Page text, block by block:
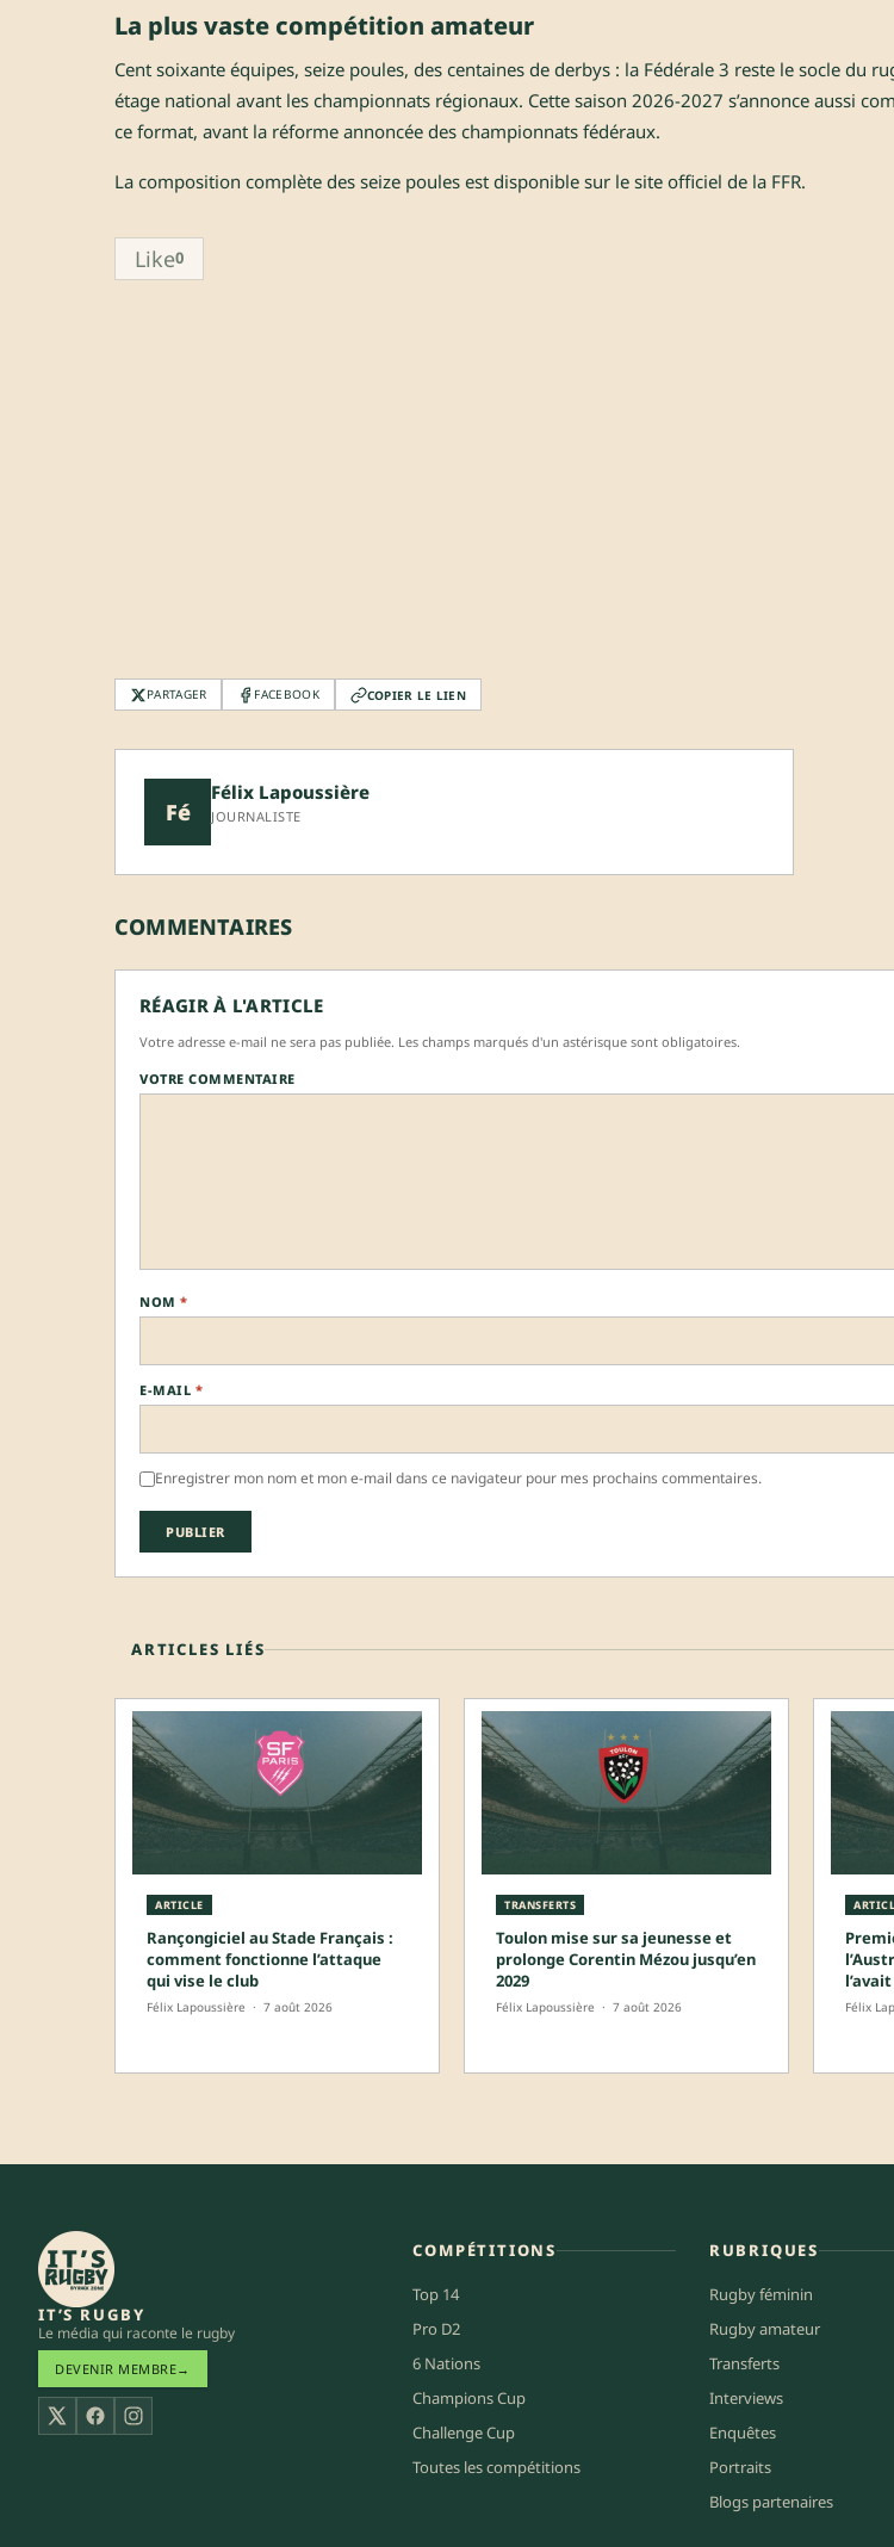
La plus vaste compétition amateur
Cent soixante équipes, seize poules, des centaines de derbys : la Fédérale 3 reste le socle du
étage national avant les championnats régionaux. Cette saison 2026-2027 s’annonce aussi
ce format, avant la réforme annoncée des championnats fédéraux.
La composition complète des seize poules est disponible sur le site officiel de la FFR.
Like0
PARTAGER FACEBOOK COPIER LE LIEN
Fé
Félix Lapoussière
JOURNALISTE
COMMENTAIRES
RÉAGIR À L'ARTICLE
Votre adresse e-mail ne sera pas publiée. Les champs marqués d'un astérisque sont obligatoires.
VOTRE COMMENTAIRE
NOM *
E-MAIL *
Enregistrer mon nom et mon e-mail dans ce navigateur pour mes prochains commentaires.
ARTICLES LIÉS
ARTICLE
Rançongiciel au Stade Français :
comment fonctionne l’attaque
qui vise le club
Félix Lapoussière · 7 août 2026
TRANSFERTS
Toulon mise sur sa jeunesse et
prolonge Corentin Mézou jusqu’en
2029
Félix Lapoussière · 7 août 2026 Félix
IT’S RUGBY
Le média qui raconte le rugby
DEVENIR MEMBRE→
X FacebookInstagram
COMPÉTITIONS
Top 14
Pro D2
6 Nations
Champions Cup
Challenge Cup
Toutes les compétitions
RUBRIQUES
Rugby féminin
Rugby amateur
Transferts
Interviews
Enquêtes
Portraits
Blogs partenaires